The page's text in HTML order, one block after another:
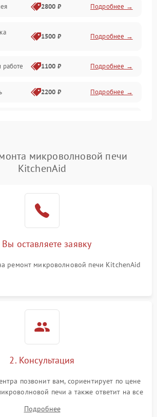
2800 ₽ Подробнее →
1500 ₽ Подробнее →
работе 1100 ₽ Подробнее →
2200 ₽ Подробнее →
Подробнее →
2400 ₽ Подробнее →
2000 ₽
микроволновой печи
KitchenAid
Вы оставляете заявку
ремонт микроволновой печи KitchenAid
2. Консультация
позвонит вам, сориентирует по цене
печи а также ответит на все
Подробнее